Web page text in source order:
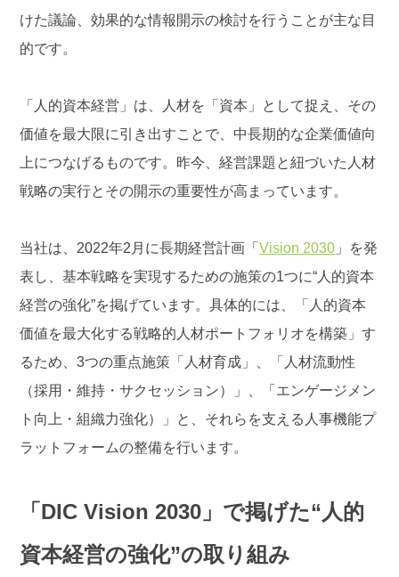
けた議論、効果的な情報開示の検討を行うことが主な目
的です。
「人的資本経営」は、人材を「資本」として捉え、その
価値を最大限に引き出すことで、中長期的な企業価値向
上につなげるものです。昨今、経営課題と紐づいた人材
戦略の実行とその開示の重要性が高まっています。
当社は、2022年2月に長期経営計画「Vision 2030 」を発
表し、基本戦略を実現するための施策の1つに“人的資本
経営の強化”を掲げています。具体的には、「人的資本
価値を最大化する戦略的人材ポートフォリオを構築」す
るため、3つの重点施策「人材育成」、「人材流動性
（採用・維持・サクセッション）」、「エンゲージメン
ト向上・組織力強化）」と、それらを支える人事機能プ
ラットフォームの整備を行います。
「DIC Vision 2030」で掲げた“人的
資本経営の強化”の取り組み